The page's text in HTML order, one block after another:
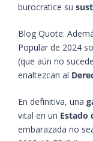
burocratice su
Blog Quote:
Popular de 2024
(que aún no
enaltezcan al
En definitiva, una
vital en un Estado
embarazada no